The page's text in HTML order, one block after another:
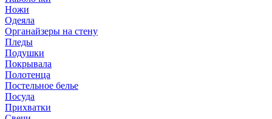
Ножи
Одеяла
Органайзеры на стену
Пледы
Подушки
Покрывала
Полотенца
Постельное белье
Посуда
Прихватки